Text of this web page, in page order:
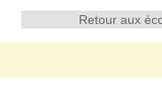
Retour aux